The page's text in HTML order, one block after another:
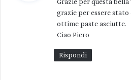
viene decisa sulla base al
propone ma tramite la
con al fondo il principio
non hanno età.
grazie per essere
ottime paste asciutte.
Ciao Piero
Rispondi